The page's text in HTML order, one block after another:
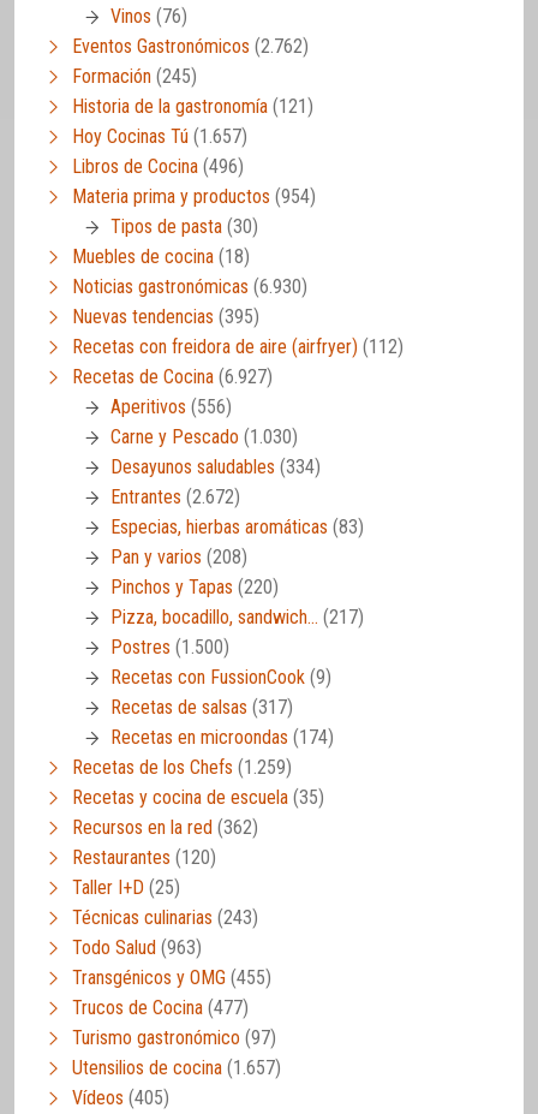
Vinos (76)
Eventos Gastronómicos (2.762)
Formación (245)
Historia de la gastronomía (121)
Hoy Cocinas Tú (1.657)
Libros de Cocina (496)
Materia prima y productos (954)
Tipos de pasta (30)
Muebles de cocina (18)
Noticias gastronómicas (6.930)
Nuevas tendencias (395)
Recetas con freidora de aire (airfryer) (112)
Recetas de Cocina (6.927)
Aperitivos (556)
Carne y Pescado (1.030)
Desayunos saludables (334)
Entrantes (2.672)
Especias, hierbas aromáticas (83)
Pan y varios (208)
Pinchos y Tapas (220)
Pizza, bocadillo, sandwich… (217)
Postres (1.500)
Recetas con FussionCook (9)
Recetas de salsas (317)
Recetas en microondas (174)
Recetas de los Chefs (1.259)
Recetas y cocina de escuela (35)
Recursos en la red (362)
Restaurantes (120)
Taller I+D (25)
Técnicas culinarias (243)
Todo Salud (963)
Transgénicos y OMG (455)
Trucos de Cocina (477)
Turismo gastronómico (97)
Utensilios de cocina (1.657)
Vídeos (405)